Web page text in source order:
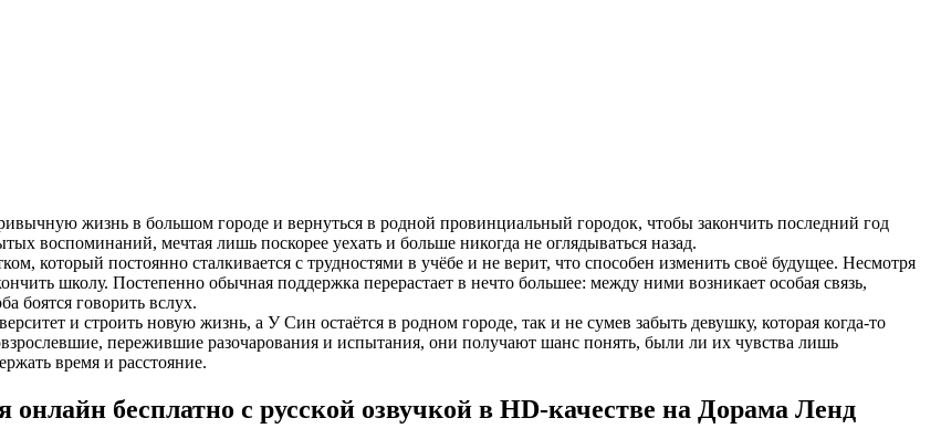
жизнь в большом городе и вернуться в родной провинциальный городок, чтобы закончить последний год
воспоминаний, мечтая лишь поскорее уехать и больше никогда не оглядываться назад.
который постоянно сталкивается с трудностями в учёбе и не верит, что способен изменить своё будущее. Несмотря
школу. Постепенно обычная поддержка перерастает в нечто большее: между ними возникает особая связь,
боятся говорить вслух.
и строить новую жизнь, а У Син остаётся в родном городе, так и не сумев забыть девушку, которая когда-то
пережившие разочарования и испытания, они получают шанс понять, были ли их чувства лишь
время и расстояние.
бесплатно с русской озвучкой в HD-качестве на Дорама Ленд